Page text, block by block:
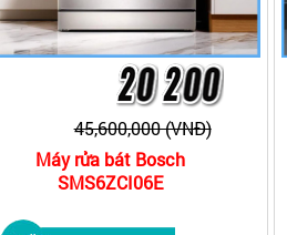
45,600,000 (VNĐ)
Máy rửa bát Bosch
SMS6ZCI06E